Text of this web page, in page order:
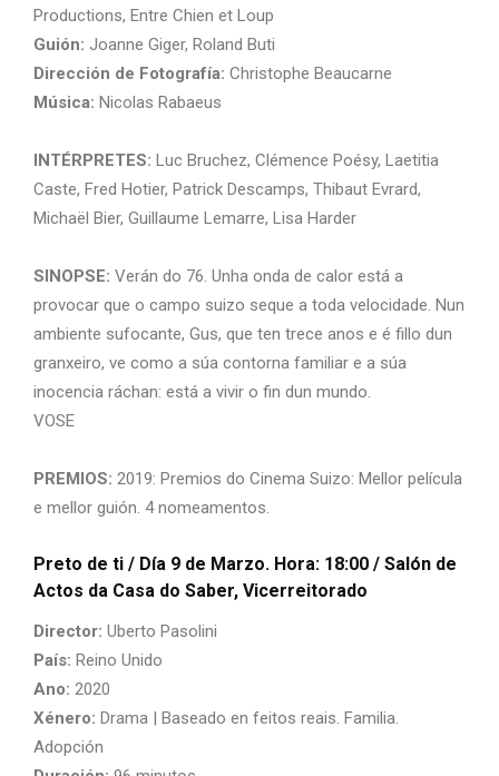
Productions, Entre Chien et Loup
Guión: Joanne Giger, Roland Buti
Dirección de Fotografía: Christophe Beaucarne
Música: Nicolas Rabaeus
INTÉRPRETES: Luc Bruchez, Clémence Poésy, Laetitia
Caste, Fred Hotier, Patrick Descamps, Thibaut Evrard,
Michaël Bier, Guillaume Lemarre, Lisa Harder
SINOPSE: Verán do 76. Unha onda de calor está a
provocar que o campo suizo seque a toda velocidade. Nun
ambiente sufocante, Gus, que ten trece anos e é fillo dun
granxeiro, ve como a súa contorna familiar e a súa
inocencia ráchan: está a vivir o fin dun mundo.
VOSE
PREMIOS: 2019: Premios do Cinema Suizo: Mellor película
e mellor guión. 4 nomeamentos.
Preto de ti / Día 9 de Marzo. Hora: 18:00 / Salón de
Actos da Casa do Saber, Vicerreitorado
Director: Uberto Pasolini
País: Reino Unido
Ano: 2020
Xénero: Drama | Baseado en feitos reais. Familia.
Adopción